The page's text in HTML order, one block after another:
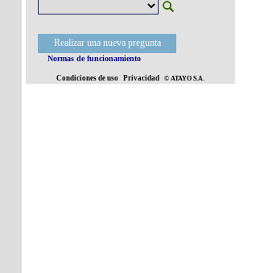
Realizar una nueva pregunta
Normas de funcionamiento
Condiciones de uso Privacidad © ATAYO S.A.